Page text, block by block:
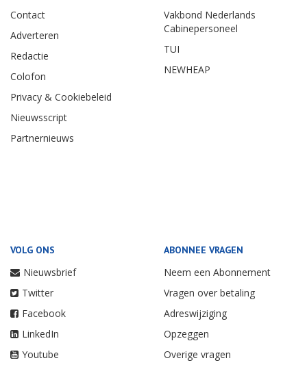
Contact
Adverteren
Redactie
Colofon
Privacy & Cookiebeleid
Nieuwsscript
Partnernieuws
Vakbond Nederlands
Cabinepersoneel
TUI
NEWHEAP
VOLG ONS
Nieuwsbrief
Twitter
Facebook
LinkedIn
Youtube
ABONNEE VRAGEN
Neem een Abonnement
Vragen over betaling
Adreswijziging
Opzeggen
Overige vragen